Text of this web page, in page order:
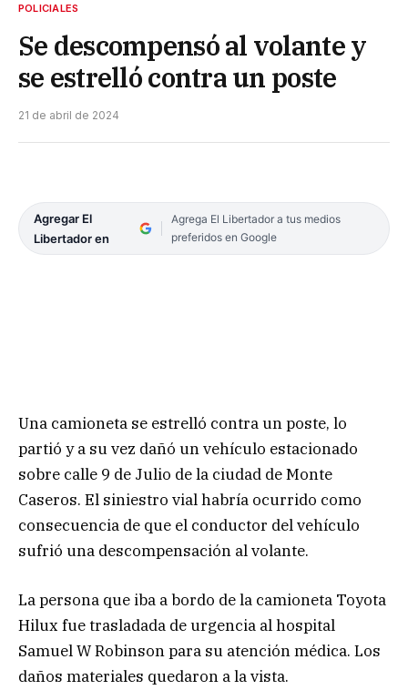
POLICIALES
Se descompensó al volante y
se estrelló contra un poste
21 de abril de 2024
Agregar El
Libertador en
Agrega El Libertador a tus medios
preferidos en Google
Una camioneta se estrelló contra un poste, lo
partió y a su vez dañó un vehículo estacionado
sobre calle 9 de Julio de la ciudad de Monte
Caseros. El siniestro vial habría ocurrido como
consecuencia de que el conductor del vehículo
sufrió una descompensación al volante.
La persona que iba a bordo de la camioneta Toyota
Hilux fue trasladada de urgencia al hospital
Samuel W Robinson para su atención médica. Los
daños materiales quedaron a la vista.